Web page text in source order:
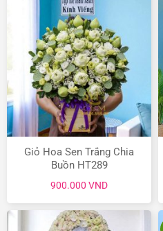
Giỏ Hoa Sen Trắng Chia
Buồn HT289
900.000 VND